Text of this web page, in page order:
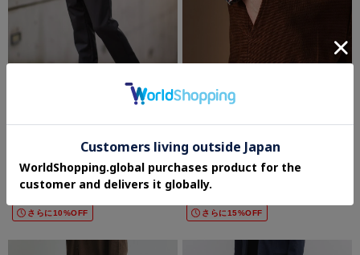
TAKEO KIKUCHI
【JUST ONE LAYER】ダウンファブリ
ック イージーパンツ
¥12,100
50%OFF
さらに10%OFF
40CARATS&525
【Sサイズ～】ドビーキャラメルコールス
ラックス
¥17,325
50%OFF
さらに15%OFF